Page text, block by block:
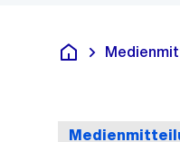
Deutsch